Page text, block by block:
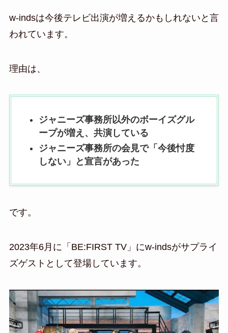
w-indsは今後テレビ出演が増えるかもしれないと言
われています。
理由は、
ジャニーズ事務所以外のボーイズグル
ープが増え、共演している
ジャニーズ事務所の会見で「今後忖度
しない」と宣言があった
です。
2023年6月に「BE:FIRST TV」にw-indsがサプライ
ズゲストとして登場しています。